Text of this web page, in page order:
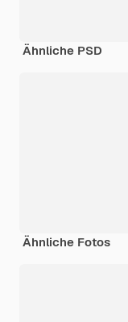
Ähnliche PSD
Ähnliche Fotos